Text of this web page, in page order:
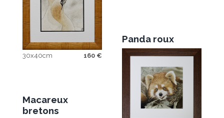
30x40cm 160€
Macareux
bretons
Panda roux